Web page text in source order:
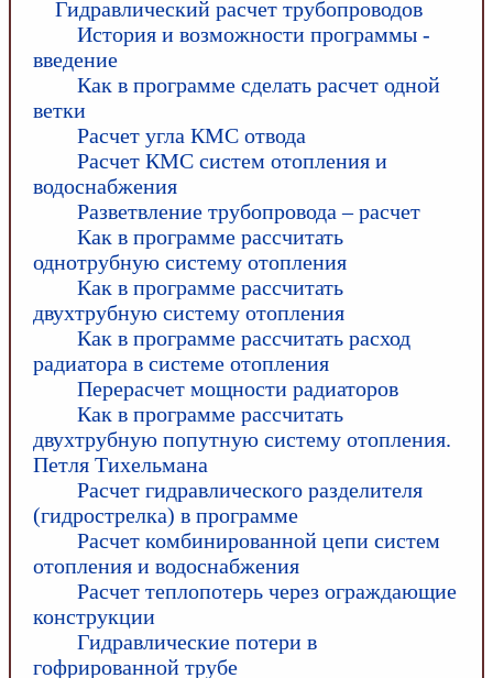
Гидравлический расчет трубопроводов
История и возможности программы -
введение
Как в программе сделать расчет одной
ветки
Расчет угла КМС отвода
Расчет КМС систем отопления и
водоснабжения
Разветвление трубопровода – расчет
Как в программе рассчитать
однотрубную систему отопления
Как в программе рассчитать
двухтрубную систему отопления
Как в программе рассчитать расход
радиатора в системе отопления
Перерасчет мощности радиаторов
Как в программе рассчитать
двухтрубную попутную систему отопления.
Петля Тихельмана
Расчет гидравлического разделителя
(гидрострелка) в программе
Расчет комбинированной цепи систем
отопления и водоснабжения
Расчет теплопотерь через ограждающие
конструкции
Гидравлические потери в
гофрированной трубе